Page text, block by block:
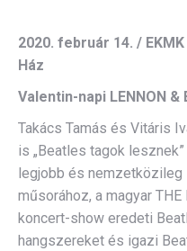
2020. február 14. /
Ház
Valentin-napi LENNON
Takács Tamás és Vitáris
is „Beatles tagok
legjobb és
műsorához, a magyar
koncert-show eredeti
hangszereket és igazi